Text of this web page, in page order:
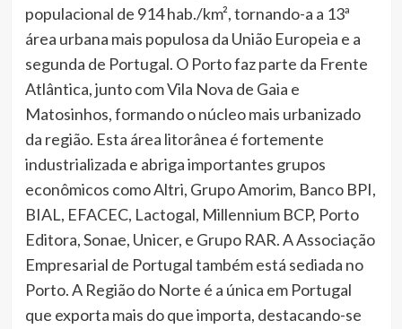
populacional de 914 hab./km², tornando-a a 13ª
área urbana mais populosa da União Europeia e a
segunda de Portugal. O Porto faz parte da Frente
Atlântica, junto com Vila Nova de Gaia e
Matosinhos, formando o núcleo mais urbanizado
da região. Esta área litorânea é fortemente
industrializada e abriga importantes grupos
econômicos como Altri, Grupo Amorim, Banco BPI,
BIAL, EFACEC, Lactogal, Millennium BCP, Porto
Editora, Sonae, Unicer, e Grupo RAR. A Associação
Empresarial de Portugal também está sediada no
Porto. A Região do Norte é a única em Portugal
que exporta mais do que importa, destacando-se